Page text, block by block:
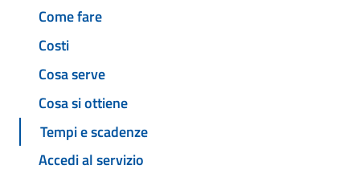
Come fare
Costi
Cosa serve
Cosa si ottiene
Tempi e scadenze
Accedi al servizio